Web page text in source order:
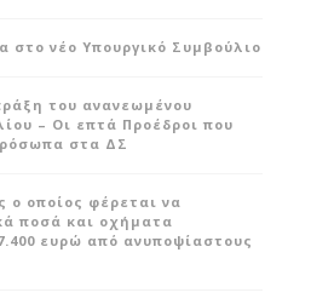
στο νέο Υπουργικό Συμβούλιο
του ανανεωμένου
– Οι επτά Προέδροι που
στα ΔΣ
ο οποίος φέρεται να
ποσά και οχήματα
ευρώ από ανυποψίαστους